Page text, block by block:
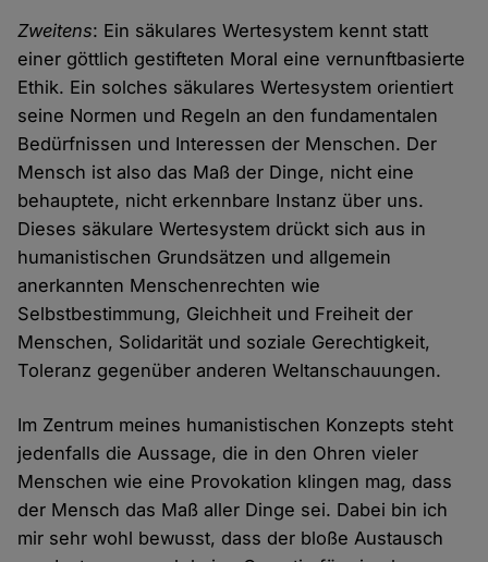
Zweitens: Ein säkulares Wertesystem kennt statt
einer göttlich gestifteten Moral eine vernunftbasierte
Ethik. Ein solches säkulares Wertesystem orientiert
seine Normen und Regeln an den fundamentalen
Bedürfnissen und Interessen der Menschen. Der
Mensch ist also das Maß der Dinge, nicht eine
behauptete, nicht erkennbare Instanz über uns.
Dieses säkulare Wertesystem drückt sich aus in
humanistischen Grundsätzen und allgemein
anerkannten Menschenrechten wie
Selbstbestimmung, Gleichheit und Freiheit der
Menschen, Solidarität und soziale Gerechtigkeit,
Toleranz gegenüber anderen Weltanschauungen.
Im Zentrum meines humanistischen Konzepts steht
jedenfalls die Aussage, die in den Ohren vieler
Menschen wie eine Provokation klingen mag, dass
der Mensch das Maß aller Dinge sei. Dabei bin ich
mir sehr wohl bewusst, dass der bloße Austausch